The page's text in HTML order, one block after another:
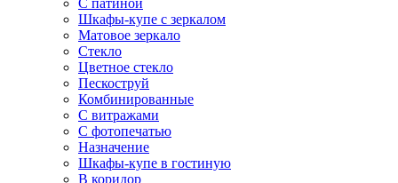
С патиной
Шкафы-купе с зеркалом
Матовое зеркало
Стекло
Цветное стекло
Пескоструй
Комбинированные
С витражами
С фотопечатью
Назначение
Шкафы-купе в гостиную
В коридор